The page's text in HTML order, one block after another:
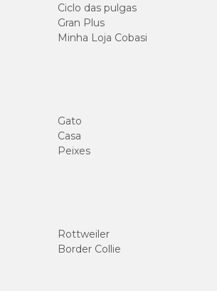
Ciclo das pulgas
Gran Plus
Minha Loja Cobasi
Gato
Casa
Peixes
Rottweiler
Border Collie